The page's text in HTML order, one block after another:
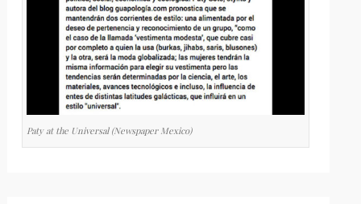
Paty at the Universal (Newspaper Mexico)